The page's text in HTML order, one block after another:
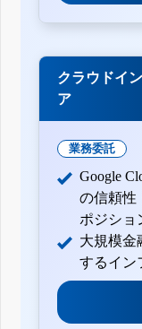
クラウドイ
ア
業務委託
Google
の信頼性
ポジショ
大規模金
するイン